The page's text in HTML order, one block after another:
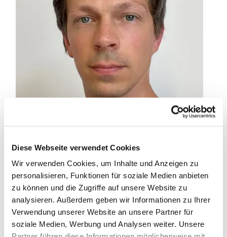
Diese Webseite verwendet Cookies
Wir verwenden Cookies, um Inhalte und Anzeigen zu
personalisieren, Funktionen für soziale Medien anbieten
zu können und die Zugriffe auf unsere Website zu
analysieren. Außerdem geben wir Informationen zu Ihrer
Verwendung unserer Website an unsere Partner für
soziale Medien, Werbung und Analysen weiter. Unsere